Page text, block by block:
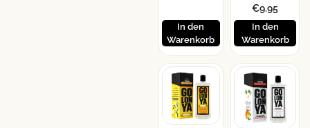
In den
Warenkorb
€9.95
In den
Warenkorb